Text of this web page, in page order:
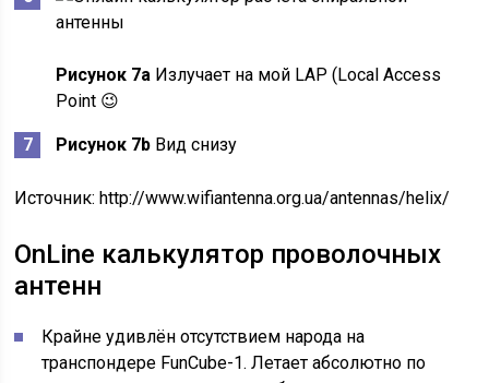
Рисунок 7a Излучает на мой LAP (Local Access
Point 😉
Рисунок 7b Вид снизу
Источник:http://www.wifiantenna.org.ua/antennas/helix/
OnLine калькулятор проволочных
антенн
Крайне удивлён отсутствием народа на
транспондере FunCube-1. Летает абсолютно по